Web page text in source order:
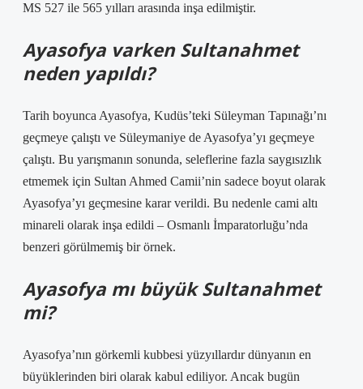
MS 527 ile 565 yılları arasında inşa edilmiştir.
Ayasofya varken Sultanahmet
neden yapıldı?
Tarih boyunca Ayasofya, Kudüs’teki Süleyman Tapınağı’nı
geçmeye çalıştı ve Süleymaniye de Ayasofya’yı geçmeye
çalıştı. Bu yarışmanın sonunda, seleflerine fazla saygısızlık
etmemek için Sultan Ahmed Camii’nin sadece boyut olarak
Ayasofya’yı geçmesine karar verildi. Bu nedenle cami altı
minareli olarak inşa edildi – Osmanlı İmparatorluğu’nda
benzeri görülmemiş bir örnek.
Ayasofya mı büyük Sultanahmet
mi?
Ayasofya’nın görkemli kubbesi yüzyıllardır dünyanın en
büyüklerinden biri olarak kabul ediliyor. Ancak bugün